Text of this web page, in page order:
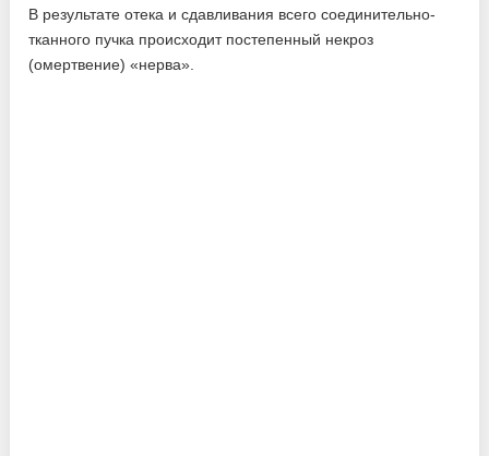
В результате отека и сдавливания всего соединительно-
тканного пучка происходит постепенный некроз
(омертвение) «нерва».